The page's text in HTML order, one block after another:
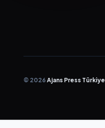
© 2026 Ajans Press Türkiye